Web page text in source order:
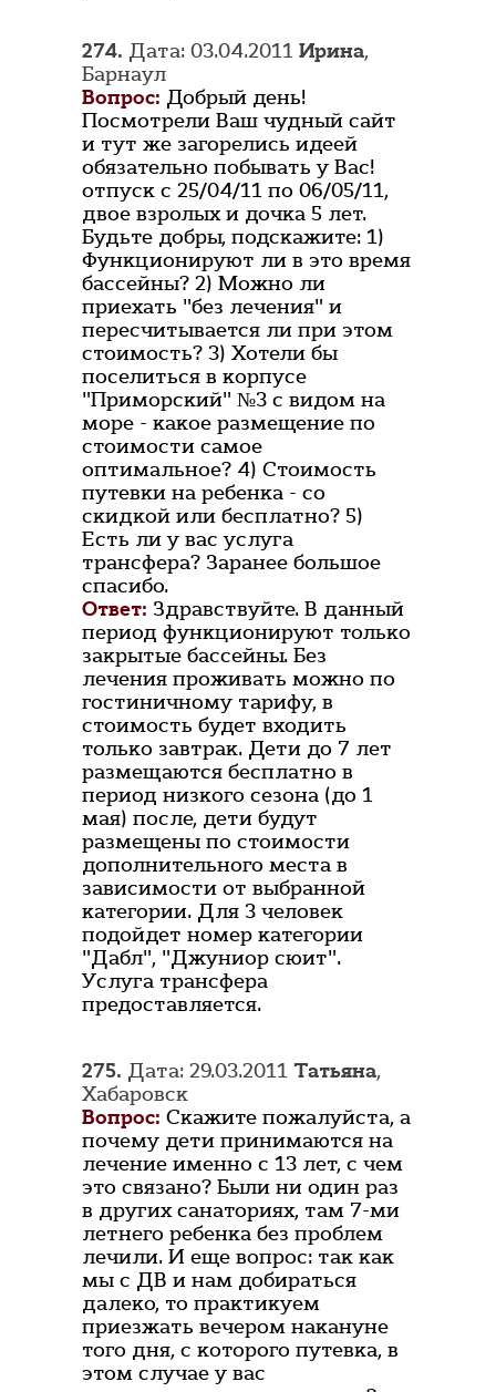
274. Дата: 03.04.2011 Ирина,
Барнаул
Вопрос: Добрый день!
Посмотрели Ваш чудный сайт
и тут же загорелись идеей
обязательно побывать у Вас!
отпуск с 25/04/11 по 06/05/11,
двое взролых и дочка 5 лет.
Будьте добры, подскажите: 1)
Функционируют ли в это время
бассейны? 2) Можно ли
приехать "без лечения" и
пересчитывается ли при этом
стоимость? 3) Хотели бы
поселиться в корпусе
"Приморский" №3 с видом на
море - какое размещение по
стоимости самое
оптимальное? 4) Стоимость
путевки на ребенка - со
скидкой или бесплатно? 5)
Есть ли у вас услуга
трансфера? Заранее большое
спасибо.
Ответ: Здравствуйте. В данный
период функционируют только
закрытые бассейны. Без
лечения проживать можно по
гостиничному тарифу, в
стоимость будет входить
только завтрак. Дети до 7 лет
размещаются бесплатно в
период низкого сезона (до 1
мая) после, дети будут
размещены по стоимости
дополнительного места в
зависимости от выбранной
категории. Для 3 человек
подойдет номер категории
"Дабл", "Джуниор сюит".
Услуга трансфера
предоставляется.
275. Дата: 29.03.2011 Татьяна,
Хабаровск
Вопрос: Скажите пожалуйста, а
почему дети принимаются на
лечение именно с 13 лет, с чем
это связано? Были ни один раз
в других санаториях, там 7-ми
летнего ребенка без проблем
лечили. И еще вопрос: так как
мы с ДВ и нам добираться
далеко, то практикуем
приезжать вечером накануне
того дня, с которого путевка, в
этом случае у вас